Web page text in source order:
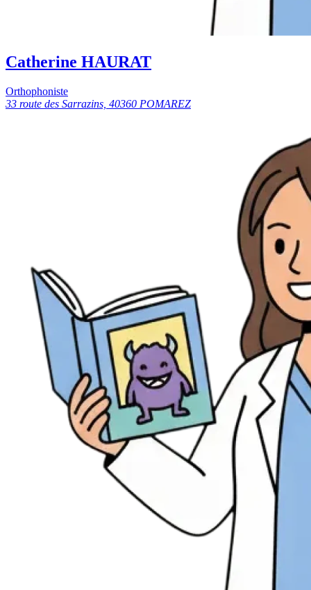
Catherine HAURAT
Orthophoniste
33 route des Sarrazins, 40360 POMAREZ